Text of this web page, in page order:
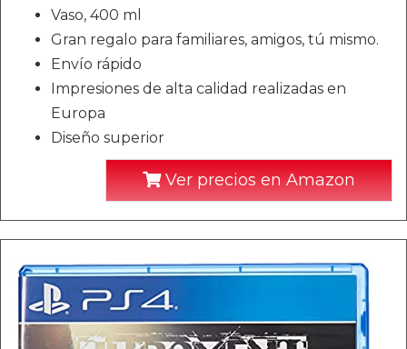
Vaso, 400 ml
Gran regalo para familiares, amigos, tú mismo.
Envío rápido
Impresiones de alta calidad realizadas en
Europa
Diseño superior
Ver precios en Amazon